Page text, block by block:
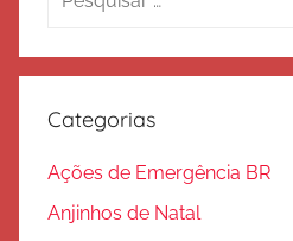
Categorias
Ações de Emergência BR
Anjinhos de Natal